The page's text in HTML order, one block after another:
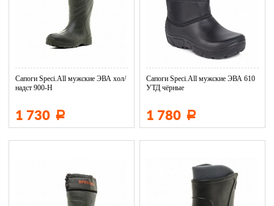
Сапоги Speci.All мужские ЭВА хол/
надст 900-Н
1 730 Р
Сапоги Speci.All мужские ЭВА 610
УТД чёрные
1 780 Р